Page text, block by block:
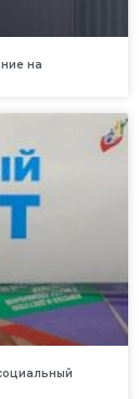
на